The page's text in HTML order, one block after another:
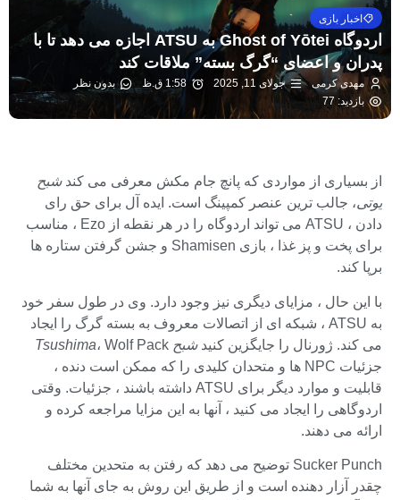
اخبار بازی
اردوگاه Ghost of Yōtei به ATSU اجازه می دهد تا با
پدران و اعضای “گرگ بسته” ملاقات کند
مهدی کرمی جولای 11, 2025 1:58 ق.ظ
بدون نظر
بازدید: 77
از بسیاری از مواردی که پانچ جام مکش معرفی می کندشبح
یوتی، جالب ترین عنصر کمپینگ است. ایده آل برای حق رای
دادن ، ATSU می تواند اردوگاه را در هر نقطه از Ezo ، مناسب
برای پخت و پز غذا ، بازی Shamisen و جشن گرفتن ستاره ها
برپا کند.
با این حال ، مزایای دیگری نیز وجود دارد. وی در طول سفر خود
به ATSU ، شبکه ای از اتصالات معروف به بسته گرگ را ایجاد
می کند. ژورنال را جایگزین کنیدشبح Tsushima ، Wolf Pack
جزئیات NPC ها و متحدان کلیدی را که ممکن است دنده ،
قابلیت و موارد دیگر برای ATSU داشته باشند ، جزئیات. وقتی
اردوگاهی را ایجاد می کنید ، آنها به این مزایا مراجعه کرده و
ارائه می دهند.
Sucker Punch توضیح می دهد که رفتن به متحدین مختلف
چقدر آزار دهنده است و از طریق این روش به جای آنها به شما